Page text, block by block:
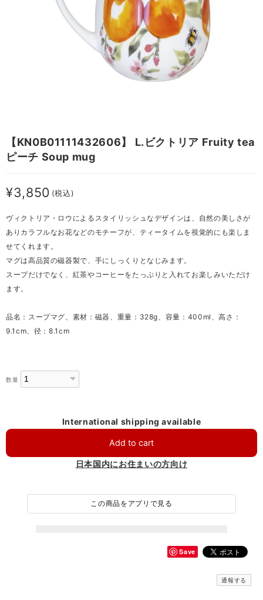
【KN0B01111432606】 L.ビクトリア Fruity tea
ピーチ Soup mug
¥3,850 (税込)
ヴィクトリア・ロウによるスタイリッシュなデザインは、自然の美しさが
ありカラフルなお花などのモチーフが、ティータイムを視覚的にも楽しま
せてくれます。
マグは高品質の磁器製で、手にしっくりとなじみます。
スープだけでなく、紅茶やコーヒーをたっぷりと入れてお楽しみいただけ
ます。
品名：スープマグ、素材：磁器、重量：328g、容量：400ml、高さ：
9.1cm、径：8.1cm
数量
International shipping available
Add to cart
日本国内にお住まいの方向け
この商品をアプリで見る
Save
通報する